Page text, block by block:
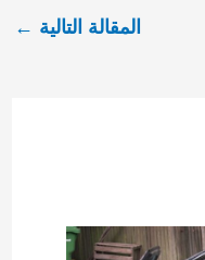
المقالة التالية ←